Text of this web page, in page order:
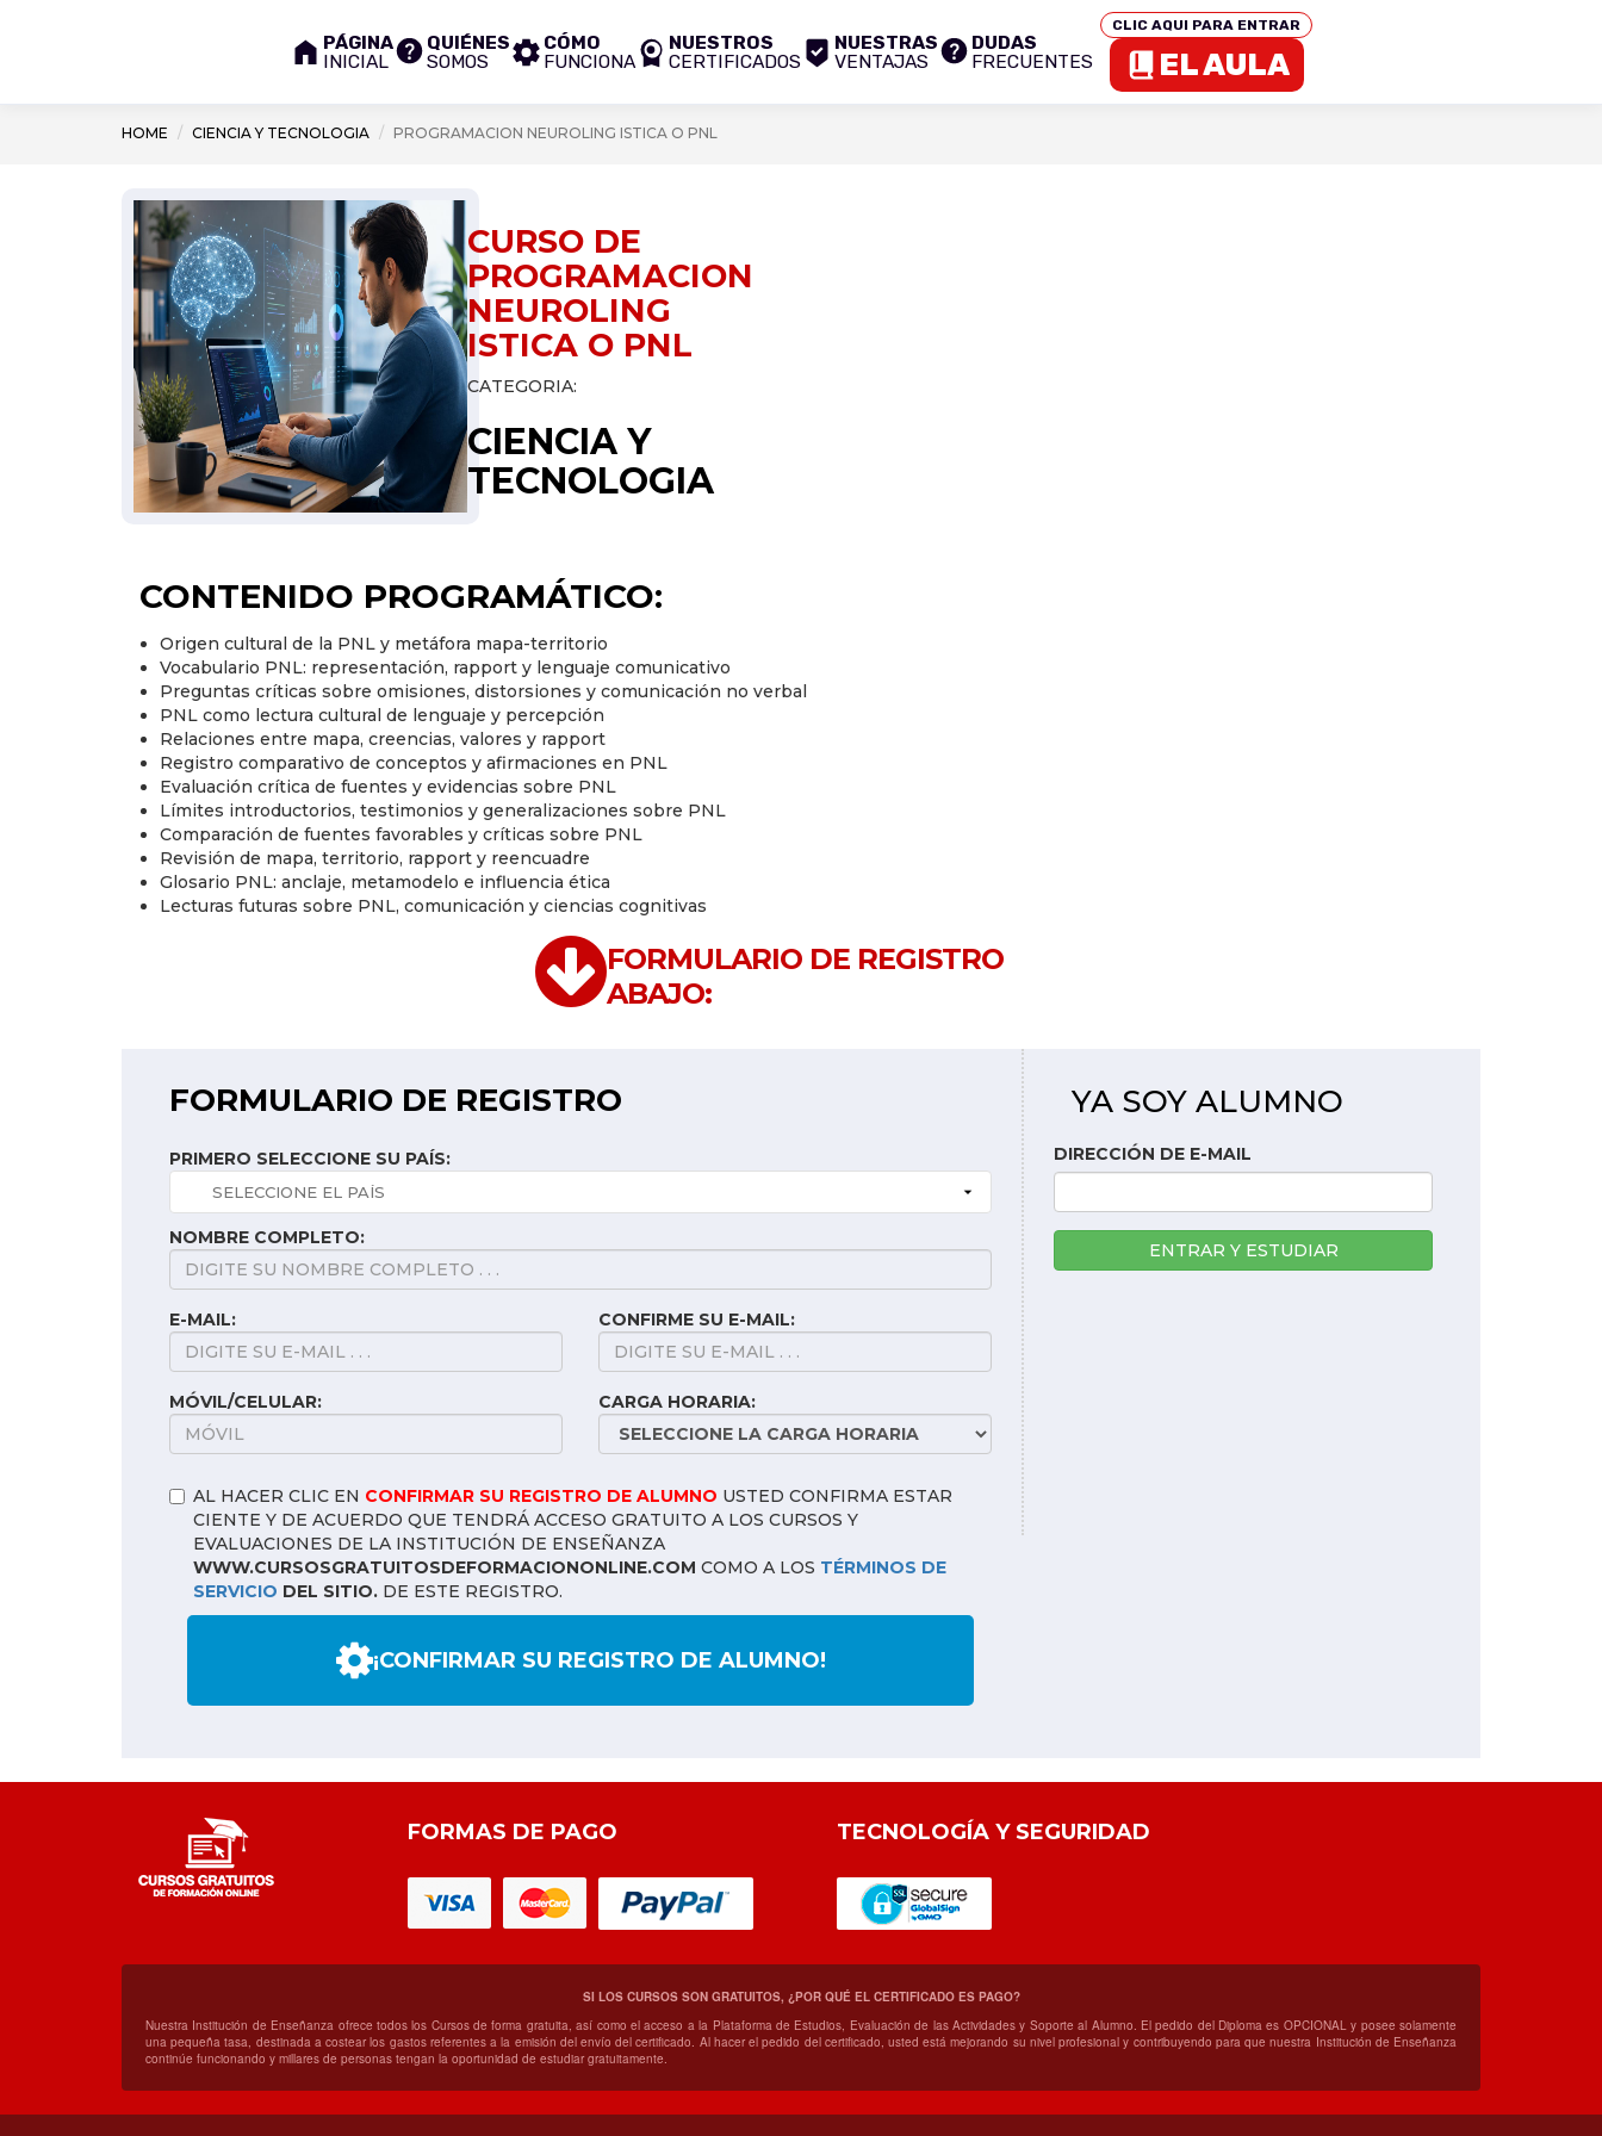
PÁGINA
INICIAL
QUIÉNES
SOMOS
CÓMO
FUNCIONA
NUESTROS
CERTIFICADOS
NUESTRAS
VENTAJAS
DUDAS
FRECUENTES
CLIC AQUI PARA ENTRAR
EL AULA
HOME CIENCIA Y TECNOLOGIA PROGRAMACION NEUROLING ISTICA O PNL
CURSO DE
PROGRAMACION
NEUROLING
ISTICA O PNL
CATEGORIA:
CIENCIA Y
TECNOLOGIA
CONTENIDO PROGRAMÁTICO:
Origen cultural de la PNL y metáfora mapa-territorio
Vocabulario PNL: representación, rapport y lenguaje comunicativo
Preguntas críticas sobre omisiones, distorsiones y comunicación no verbal
PNL como lectura cultural de lenguaje y percepción
Relaciones entre mapa, creencias, valores y rapport
Registro comparativo de conceptos y afirmaciones en PNL
Evaluación crítica de fuentes y evidencias sobre PNL
Límites introductorios, testimonios y generalizaciones sobre PNL
Comparación de fuentes favorables y críticas sobre PNL
Revisión de mapa, territorio, rapport y reencuadre
Glosario PNL: anclaje, metamodelo e influencia ética
Lecturas futuras sobre PNL, comunicación y ciencias cognitivas
FORMULARIO DE REGISTRO
ABAJO:
FORMULARIO DE REGISTRO
PRIMERO SELECCIONE SU PAÍS:
NOMBRE COMPLETO:
E-MAIL: CONFIRME SU E-MAIL:
MÓVIL/CELULAR: CARGA HORARIA:
AL HACER CLIC EN CONFIRMAR SU REGISTRO DE ALUMNO USTED CONFIRMA ESTAR
CIENTE Y DE ACUERDO QUE TENDRÁ ACCESO GRATUITO A LOS CURSOS Y
EVALUACIONES DE LA INSTITUCIÓN DE ENSEÑANZA
WWW.CURSOSGRATUITOSDEFORMACIONONLINE.COM COMO A LOS TÉRMINOS DE
SERVICIO DEL SITIO. DE ESTE REGISTRO.
¡CONFIRMAR SU REGISTRO DE ALUMNO!
YA SOY ALUMNO
DIRECCIÓN DE E-MAIL
ENTRAR Y ESTUDIAR
FORMAS DE PAGO TECNOLOGÍA Y SEGURIDAD
SI LOS CURSOS SON GRATUITOS, ¿POR QUÉ EL CERTIFICADO ES PAGO?
Nuestra Institución de Enseñanza ofrece todos los Cursos de forma gratuita, así como el acceso a la Plataforma de Estudios, Evaluación de las Actividades y Soporte al Alumno. El pedido del Diploma es OPCIONAL y posee solamente
una pequeña tasa, destinada a costear los gastos referentes a la emisión del envío del certificado. Al hacer el pedido del certificado, usted está mejorando su nivel profesional y contribuyendo para que nuestra Institución de Enseñanza
continúe funcionando y millares de personas tengan la oportunidad de estudiar gratuitamente.